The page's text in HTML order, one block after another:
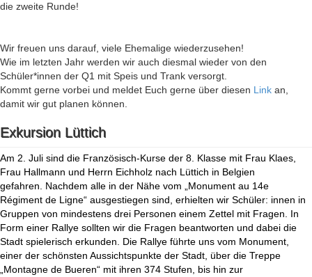
die zweite Runde!
Wir freuen uns darauf, viele Ehemalige wiederzusehen!
Wie im letzten Jahr werden wir auch diesmal wieder von den
Schüler*innen der Q1 mit Speis und Trank versorgt.
Kommt gerne vorbei und meldet Euch gerne über diesen Link an,
damit wir gut planen können.
Exkursion Lüttich
Am 2. Juli sind die Französisch-Kurse der 8. Klasse mit Frau Klaes,
Frau Hallmann und Herrn Eichholz nach Lüttich in Belgien
gefahren. Nachdem alle in der Nähe vom „Monument au 14e
Régiment de Ligne“ ausgestiegen sind, erhielten wir Schüler: innen in
Gruppen von mindestens drei Personen einem Zettel mit Fragen. In
Form einer Rallye sollten wir die Fragen beantworten und dabei die
Stadt spielerisch erkunden. Die Rallye führte uns vom Monument,
einer der schönsten Aussichtspunkte der Stadt, über die Treppe
„Montagne de Bueren“ mit ihren 374 Stufen, bis hin zur